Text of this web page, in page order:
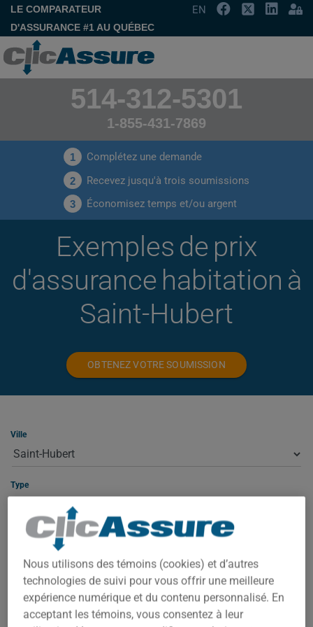
LE COMPARATEUR
D'ASSURANCE #1 AU QUÉBEC
EN
514-312-5301
1-855-431-7869
1 Complétez une demande
2 Recevez jusqu'à trois soumissions
3 Économisez temps et/ou argent
Exemples de prix
d'assurance habitation à
Saint-Hubert
OBTENEZ VOTRE SOUMISSION
Ville
Type
ASSURANCE HABITATION À SAINT-
HUBERT
À Saint-Hubert, votre prime dépend de plusieurs facteurs : la
valeur de la propriété, le code postal exact, l'année de
Nous utilisons des témoins (cookies) et d’autres
technologies de suivi pour vous offrir une meilleure
expérience numérique et du contenu personnalisé. En
acceptant les témoins, vous consentez à leur